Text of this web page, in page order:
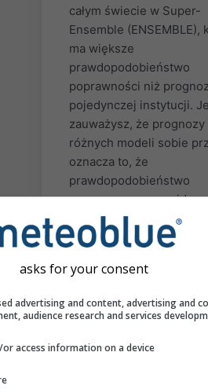
całym świecie w Super-
Ensemble (ENSEMBLE),
ma większe
prawdopodobieństwo
poprawności niż
pojedynczej instytucji.
zauważysz, że prognozy
różnych modeli sobie
oznacza to, że
prawdopodobieństwo
poprawnego
sezonu dla danego
bardzo małe. Istnieją
sezonowe mogą być
przykładami są zjawiska
asks for your consent
advertising and content, advertising and
audience research and services
access information on a device